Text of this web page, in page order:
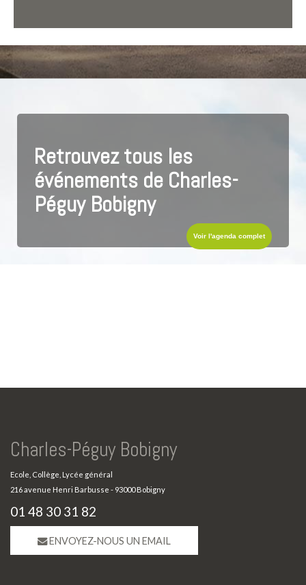
Retrouvez tous les
événements de Charles-
Péguy Bobigny
Voir l'agenda complet
Charles-Péguy Bobigny
Ecole, Collège, Lycée général
216 avenue Henri Barbusse - 93000 Bobigny
01 48 30 31 82
ENVOYEZ-NOUS UN EMAIL